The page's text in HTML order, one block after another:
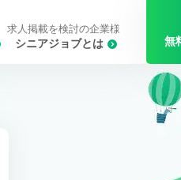
シニアジョブとは
求人掲載を検討の企業様
無